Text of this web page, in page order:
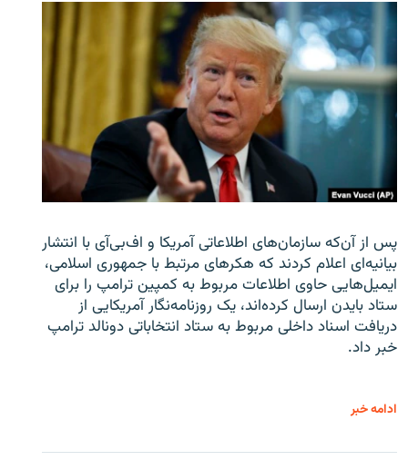
پس از آن‌که سازمان‌های اطلاعاتی آمریکا و اف‌بی‌آی با انتشار
بیانیه‌ای اعلام کردند که هکرهای مرتبط با جمهوری اسلامی،
ایمیل‌هایی حاوی اطلاعات مربوط به کمپین ترامپ را برای
ستاد بایدن ارسال کرده‌اند، یک روزنامه‌نگار آمریکایی از
دریافت اسناد داخلی مربوط به ستاد انتخاباتی دونالد ترامپ
خبر داد.
ادامه خبر